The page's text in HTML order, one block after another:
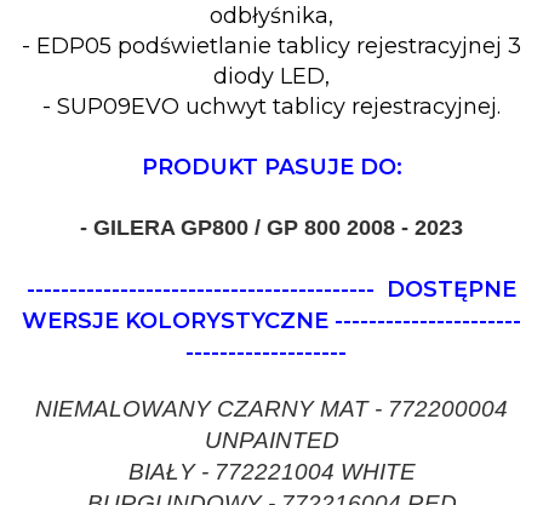
odbłyśnika,
- EDP05 podświetlanie tablicy rejestracyjnej 3
diody LED,
- SUP09EVO uchwyt tablicy rejestracyjnej.
PRODUKT PASUJE DO:
- GILERA GP800 / GP 800 2008 - 2023
----------------------------------------- DOSTĘPNE
WERSJE KOLORYSTYCZNE ----------------------
-------------------
NIEMALOWANY CZARNY MAT - 772200004
UNPAINTED
BIAŁY - 772221004 WHITE